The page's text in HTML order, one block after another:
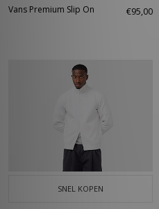
Vans Premium Slip On €95,00
SNEL KOPEN